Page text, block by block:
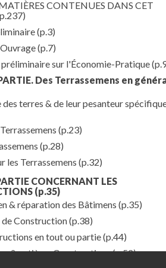
CONTENUES DANS CET
(p.3)
(p.7)
sur l'Économie-Pratique
Des Terrassemens en
des terres & de leur pesanteur
(p.23)
(p.28)
les Terrassemens (p.32)
CONCERNANT LES
(p.35)
& réparation des Bâtimens (p.35)
de Construction(p.38)
en tout ou partie(p.44)
& entières Constructions(p.52)